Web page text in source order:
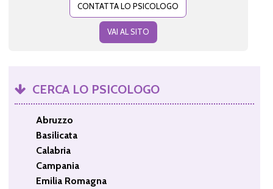
CONTATTA LO PSICOLOGO
VAI AL SITO
CERCA LO PSICOLOGO
Abruzzo
Basilicata
Calabria
Campania
Emilia Romagna